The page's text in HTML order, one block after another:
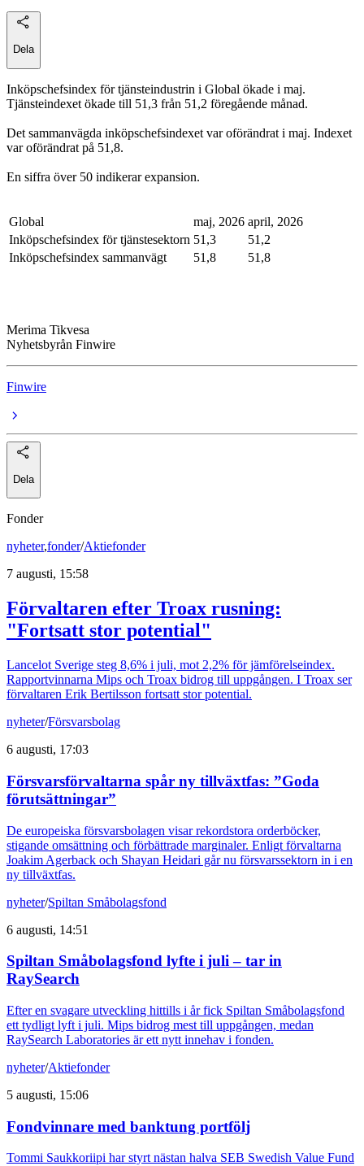
Dela
Inköpschefsindex för tjänsteindustrin i Global ökade i maj.
Tjänsteindexet ökade till 51,3 från 51,2 föregående månad.
Det sammanvägda inköpschefsindexet var oförändrat i maj. Indexet
var oförändrat på 51,8.
En siffra över 50 indikerar expansion.
Global maj, 2026 april, 2026
Inköpschefsindex för tjänstesektorn 51,3
51,2
Inköpschefsindex sammanvägt
51,8 51,8
Merima Tikvesa
Nyhetsbyrån Finwire
Finwire
Dela
Fonder
nyheter,fonder/Aktiefonder
7 augusti, 15:58
Förvaltaren efter Troax rusning:
"Fortsatt stor potential"
Lancelot Sverige steg 8,6% i juli, mot 2,2% för jämförelseindex.
Rapportvinnarna Mips och Troax bidrog till uppgången. I Troax ser
förvaltaren Erik Bertilsson fortsatt stor potential.
nyheter/Försvarsbolag
6 augusti, 17:03
Försvarsförvaltarna spår ny tillväxtfas: ”Goda
förutsättningar”
De europeiska försvarsbolagen visar rekordstora orderböcker,
stigande omsättning och förbättrade marginaler. Enligt förvaltarna
Joakim Agerback och Shayan Heidari går nu försvarssektorn in i en
ny tillväxtfas.
nyheter/Spiltan Småbolagsfond
6 augusti, 14:51
Spiltan Småbolagsfond lyfte i juli – tar in
RaySearch
Efter en svagare utveckling hittills i år fick Spiltan Småbolagsfond
ett tydligt lyft i juli. Mips bidrog mest till uppgången, medan
RaySearch Laboratories är ett nytt innehav i fonden.
nyheter/Aktiefonder
5 augusti, 15:06
Fondvinnare med banktung portfölj
Tommi Saukkoriipi har styrt nästan halva SEB Swedish Value Fund